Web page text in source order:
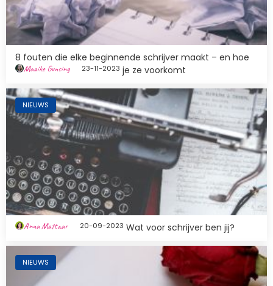
8 fouten die elke beginnende schrijver maakt – en hoe
je ze voorkomt
Maaike Gunsing 23-11-2023
NIEUWS
Afbeelding
Wat voor schrijver ben jij?
Anna Mattaar 20-09-2023
NIEUWS